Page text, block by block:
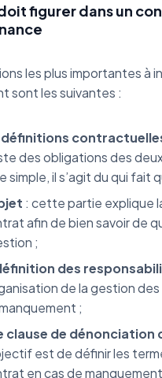
figurer dans un
les plus importantes à
sont les suivantes :
définitions
des obligations des
simple, il s’agit du qui fait
: cette partie explique
afin de bien savoir de
;
des
de la gestion
;
clause de dénonciation
est de définir les
en cas de